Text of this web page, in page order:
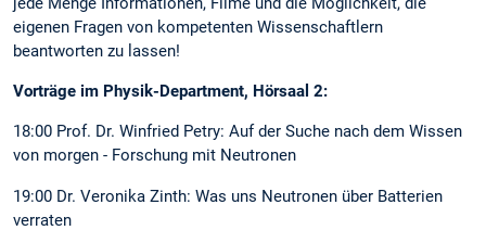
eigenen Fragen von kompetenten Wissenschaftlern
beantworten zu lassen!
Vorträge im Physik-Department, Hörsaal 2:
18:00 Prof. Dr. Winfried Petry: Auf der Suche nach dem Wissen
von morgen - Forschung mit Neutronen
19:00 Dr. Veronika Zinth: Was uns Neutronen über Batterien
verraten